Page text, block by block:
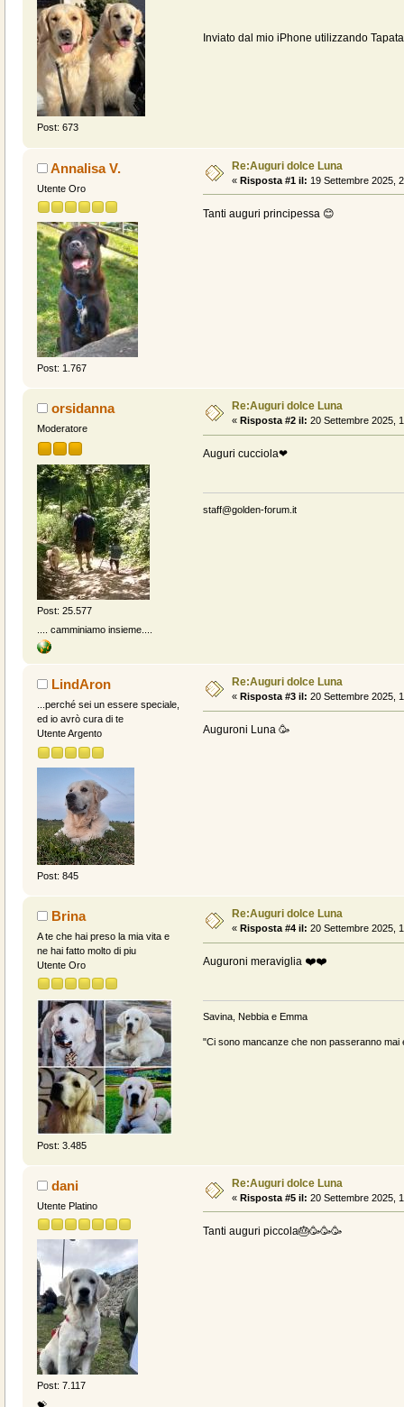
Post: 673
Inviato dal mio iPhone utilizzando
Annalisa V.
Utente Oro
Post: 1.767
Re:Auguri dolce Luna
« Risposta #1 il: 19 Settembre 2025,
Tanti auguri principessa 😊
orsidanna
Moderatore
Post: 25.577
.... camminiamo insieme....
Re:Auguri dolce Luna
« Risposta #2 il: 20 Settembre 2025,
Auguri cucciola❤
staff@golden-forum.it
LindAron
...perché sei un essere speciale,
ed io avrò cura di te
Utente Argento
Post: 845
Re:Auguri dolce Luna
« Risposta #3 il: 20 Settembre 2025,
Auguroni Luna 🥳
Brina
A te che hai preso la mia vita e
ne hai fatto molto di piu
Utente Oro
Post: 3.485
Re:Auguri dolce Luna
« Risposta #4 il: 20 Settembre 2025,
Auguroni meraviglia ❤️❤️
Savina, Nebbia e Emma
"Ci sono mancanze che non passeranno
dani
Utente Platino
Post: 7.117
Re:Auguri dolce Luna
« Risposta #5 il: 20 Settembre 2025,
Tanti auguri piccola🎂🥳🥳🥳